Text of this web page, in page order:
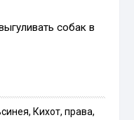
собак в
, Кихот, права,